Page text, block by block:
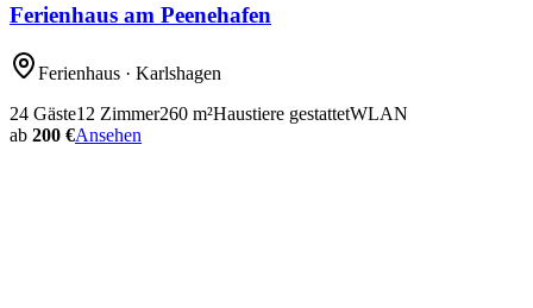
Ferienhaus am Peenehafen
Ferienhaus · Karlshagen
24 Gäste12 Zimmer260 m²Haustiere gestattetWLAN
ab 200 €Ansehen